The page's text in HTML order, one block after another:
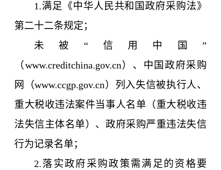
1.满足《中华人民共和国政府采购法》
第二十二条规定；
未被“信用中国”
（www.creditchina.gov.cn）、中国政府采购
网（www.ccgp.gov.cn）列入失信被执行人、
重大税收违法案件当事人名单（重大税收违
法失信主体名单）、政府采购严重违法失信
行为记录名单；
2.落实政府采购政策需满足的资格要